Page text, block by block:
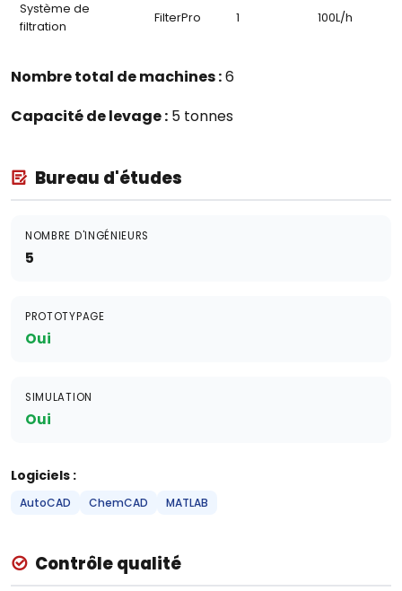
Système de
filtration
FilterPro 1 100L/h
Nombre total de machines :6
Capacité de levage : 5 tonnes
Bureau d'études
NOMBRE D'INGÉNIEURS
5
PROTOTYPAGE
Oui
SIMULATION
Oui
Logiciels :
AutoCAD ChemCAD MATLAB
Contrôle qualité